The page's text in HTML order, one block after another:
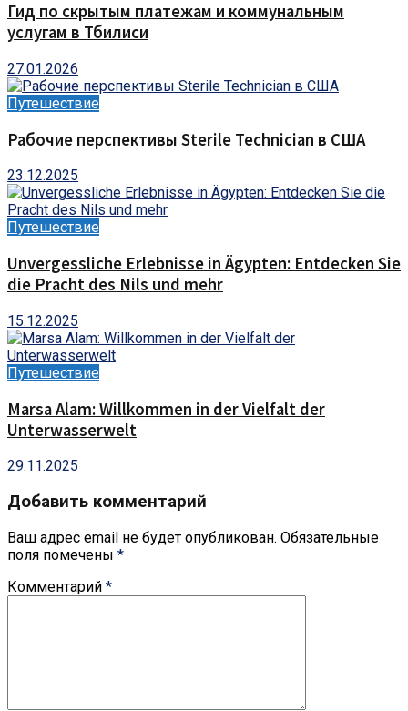
Гид по скрытым платежам и коммунальным
услугам в Тбилиси
27.01.2026
Путешествие
Рабочие перспективы Sterile Technician в США
23.12.2025
Путешествие
Unvergessliche Erlebnisse in Ägypten: Entdecken Sie
die Pracht des Nils und mehr
15.12.2025
Путешествие
Marsa Alam: Willkommen in der Vielfalt der
Unterwasserwelt
29.11.2025
Добавить комментарий
Ваш адрес email не будет опубликован. Обязательные
поля помечены *
Комментарий *